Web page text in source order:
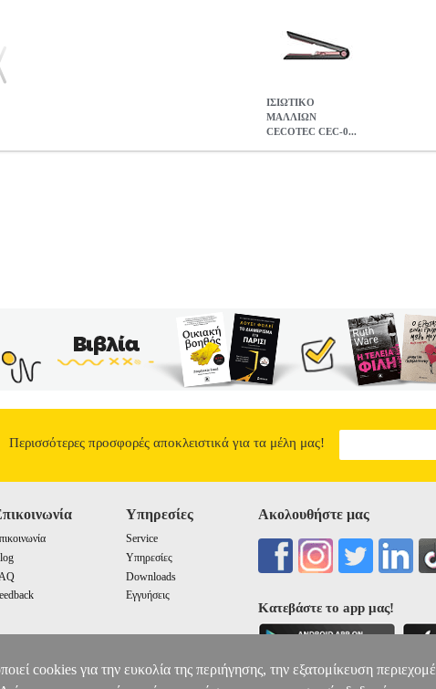
ΙΣΙΩΤΙΚΟ
ΜΑΛΛΙΩΝ
CECOTEC CEC-0...
Περισσότερες προσφορές αποκλειστικά για τα μέλη μας!
Υπηρεσίες
Service
Υπηρεσίες
Downloads
Εγγυήσεις
Ακολουθήστε μας
Κατεβάστε το app μας!
cookies για την ευκολία της περιήγησης, την εξατομίκευση